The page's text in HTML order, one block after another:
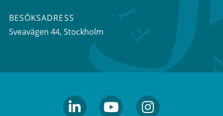
BESÖKSADRESS
Sveavägen 44, Stockholm